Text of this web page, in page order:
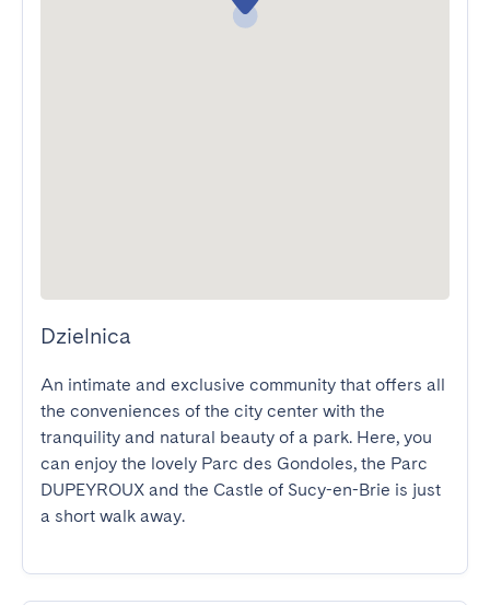
Dzielnica
An intimate and exclusive community that offers all
the conveniences of the city center with the
tranquility and natural beauty of a park. Here, you
can enjoy the lovely Parc des Gondoles, the Parc
DUPEYROUX and the Castle of Sucy-en-Brie is just
a short walk away.